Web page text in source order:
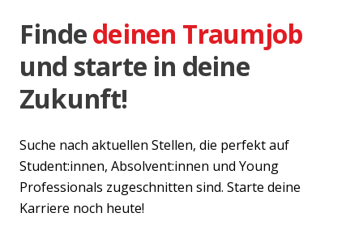
Findedeinen Traumjob
und starte in deine
Zukunft!
Suche nach aktuellen Stellen, die perfekt auf
Student:innen, Absolvent:innen und Young
Professionals zugeschnitten sind. Starte deine
Karriere noch heute!